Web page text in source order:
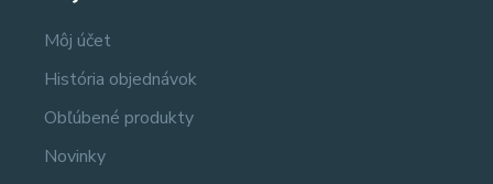
Môj účet
História objednávok
Obľúbené produkty
Novinky